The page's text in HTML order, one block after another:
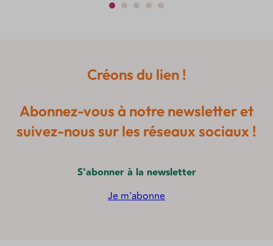
Créons du lien !
Abonnez-vous à notre newsletter et
suivez-nous sur les réseaux sociaux !
S'abonner à la newsletter
Je m'abonne